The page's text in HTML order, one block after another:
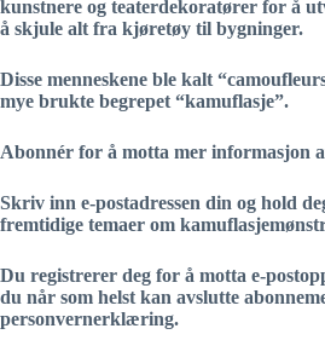
kunstnere og teaterdekoratører for å
å skjule alt fra kjøretøy til bygninger.
Disse menneskene ble kalt
mye brukte begrepet “kamuflasje”.
Abonnér for å motta mer informasjon
Skriv inn e-postadressen din og hold
fremtidige temaer om
Du registrerer deg for å motta e-
du når som helst kan avslutte
personvernerklæring.